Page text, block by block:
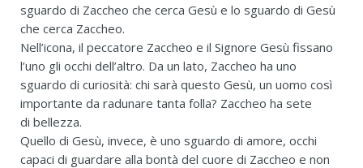
sguardo di Zaccheo che cerca Gesù e lo sguardo di Gesù
che cerca Zaccheo.
Nell’icona, il peccatore Zaccheo e il Signore Gesù fissano
l’uno gli occhi dell’altro. Da un lato, Zaccheo ha uno
sguardo di curiosità: chi sarà questo Gesù, un uomo così
importante da radunare tanta folla? Zaccheo ha sete
di bellezza.
Quello di Gesù, invece, è uno sguardo di amore, occhi
capaci di guardare alla bontà del cuore di Zaccheo e non